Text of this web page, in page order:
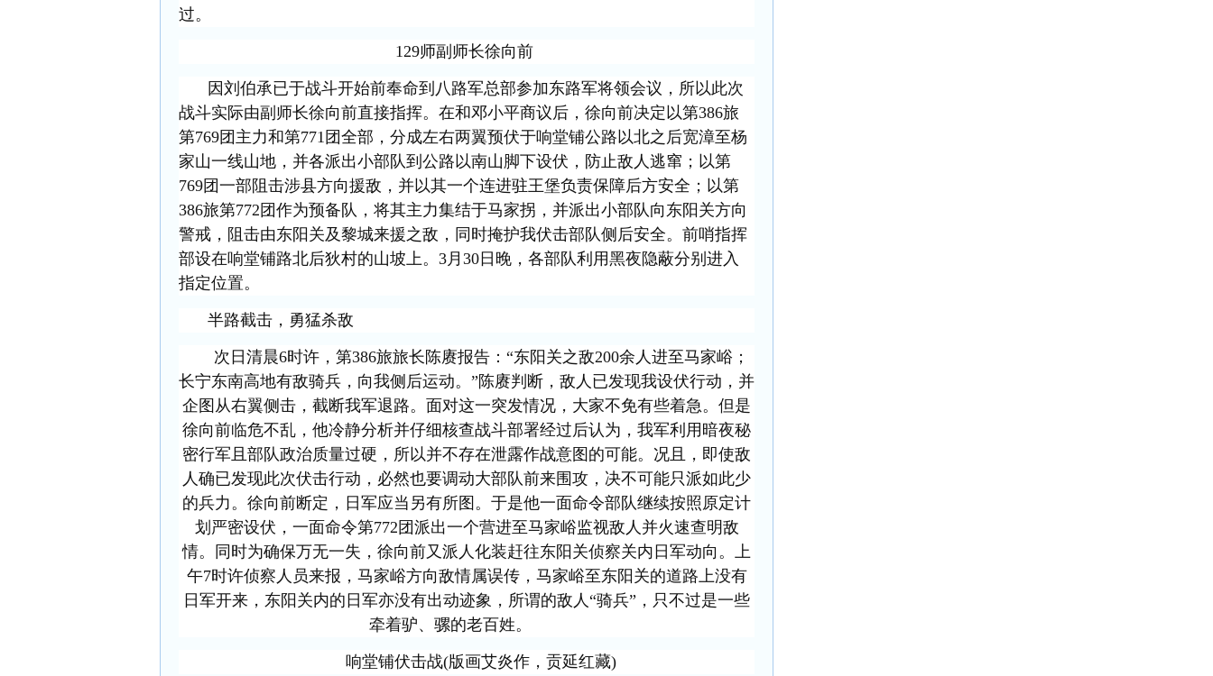
过。
129师副师长徐向前
因刘伯承已于战斗开始前奉命到八路军总部参加东路军将领会议，所以此次
战斗实际由副师长徐向前直接指挥。在和邓小平商议后，徐向前决定以第386旅
第769团主力和第771团全部，分成左右两翼预伏于响堂铺公路以北之后宽漳至杨
家山一线山地，并各派出小部队到公路以南山脚下设伏，防止敌人逃窜；以第
769团一部阻击涉县方向援敌，并以其一个连进驻王堡负责保障后方安全；以第
386旅第772团作为预备队，将其主力集结于马家拐，并派出小部队向东阳关方向
警戒，阻击由东阳关及黎城来援之敌，同时掩护我伏击部队侧后安全。前哨指挥
部设在响堂铺路北后狄村的山坡上。3月30日晚，各部队利用黑夜隐蔽分别进入
指定位置。
半路截击，勇猛杀敌
次日清晨6时许，第386旅旅长陈赓报告：“东阳关之敌200余人进至马家峪；
长宁东南高地有敌骑兵，向我侧后运动。”陈赓判断，敌人已发现我设伏行动，并
企图从右翼侧击，截断我军退路。面对这一突发情况，大家不免有些着急。但是
徐向前临危不乱，他冷静分析并仔细核查战斗部署经过后认为，我军利用暗夜秘
密行军且部队政治质量过硬，所以并不存在泄露作战意图的可能。况且，即使敌
人确已发现此次伏击行动，必然也要调动大部队前来围攻，决不可能只派如此少
的兵力。徐向前断定，日军应当另有所图。于是他一面命令部队继续按照原定计
划严密设伏，一面命令第772团派出一个营进至马家峪监视敌人并火速查明敌
情。同时为确保万无一失，徐向前又派人化装赶往东阳关侦察关内日军动向。上
午7时许侦察人员来报，马家峪方向敌情属误传，马家峪至东阳关的道路上没有
日军开来，东阳关内的日军亦没有出动迹象，所谓的敌人“骑兵”，只不过是一些
牵着驴、骡的老百姓。
响堂铺伏击战(版画艾炎作，贡延红藏)